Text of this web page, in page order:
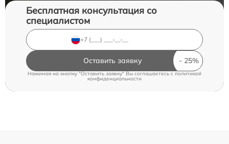
Бесплатная консультация со
специалистом
Оставить заявку
Нажимая на кнопку "Оставить заявку" Вы соглашаетесь cполитикой
конфиденциальности